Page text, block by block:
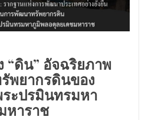
“ดิน” อัจฉริยภาพ
พยากรดินของ
ะปรมินทรมหา
หาราช